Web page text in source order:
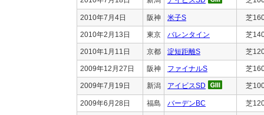
2010年7月4日 阪神 米子S 芝
2010年2月13日 東京 バレンタイン 芝
2010年1月11日 京都 淀短距離S 芝
2009年12月27日 阪神 ファイナルS 芝
2009年7月19日 新潟 アイビスSD 芝
2009年6月28日 福島 バーデンBC 芝